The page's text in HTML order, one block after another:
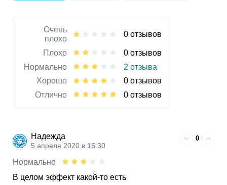
Очень
плохо
0 отзывов
Плохо
0 отзывов
Нормально
2 отзыва
Хорошо
0 отзывов
Отлично
0 отзывов
Надежда
5 апреля 2020 в 16:30
0
Нормально
В целом эффект какой-то есть